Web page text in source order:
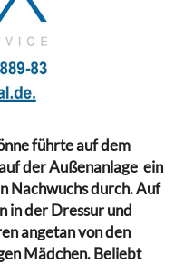
führte auf dem
der Außenanlage ein
Nachwuchs durch. Auf
in der Dressur und
angetan von den
Mädchen. Beliebt